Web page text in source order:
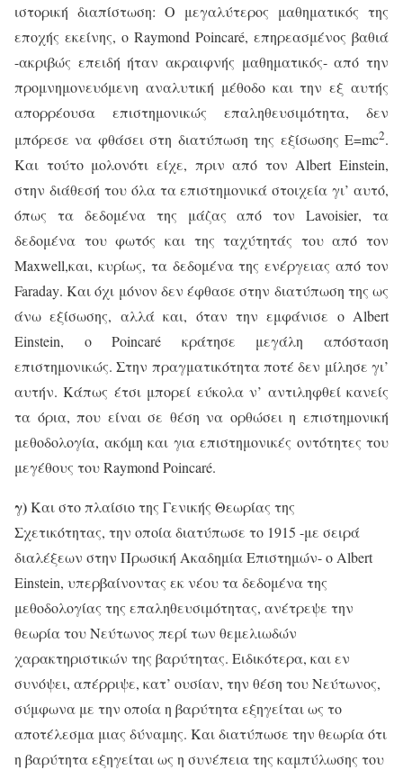
ιστορική διαπίστωση: Ο μεγαλύτερος μαθηματικός της
εποχής εκείνης, ο Raymond Poincaré, επηρεασμένος βαθιά
-ακριβώς επειδή ήταν ακραιφνής μαθηματικός- από την
προμνημονευόμενη αναλυτική μέθοδο και την εξ αυτής
απορρέουσα επιστημονικώς επαληθευσιμότητα, δεν
μπόρεσε να φθάσει στη διατύπωση της εξίσωσης Ε=mc2.
Και τούτο μολονότι είχε, πριν από τον Albert Einstein,
στην διάθεσή του όλα τα επιστημονικά στοιχεία γι’ αυτό,
όπως τα δεδομένα της μάζας από τονLavoisier, τα
δεδομένα του φωτός και της ταχύτητάς του από τον
Maxwell,και, κυρίως, τα δεδομένα της ενέργειας από τον
Faraday. Και όχι μόνον δεν έφθασε στην διατύπωση της ως
άνω εξίσωσης, αλλά και, όταν την εμφάνισε ο Albert
Einstein, οPoincaré κράτησε μεγάλη απόσταση
επιστημονικώς. Στην πραγματικότητα ποτέ δεν μίλησε γι’
αυτήν. Κάπως έτσι μπορεί εύκολα ν’ αντιληφθεί κανείς
τα όρια, που είναι σε θέση να ορθώσει η επιστημονική
μεθοδολογία, ακόμη και για επιστημονικές οντότητες του
μεγέθους τουRaymond Poincaré.
γ)Και στο πλαίσιο της Γενικής Θεωρίας της
Σχετικότητας, την οποία διατύπωσε το 1915 -με σειρά
διαλέξεων στην Πρωσική Ακαδημία Επιστημών- ο Albert
Einstein, υπερβαίνοντας εκ νέου τα δεδομένα της
μεθοδολογίας της επαληθευσιμότητας, ανέτρεψε την
θεωρία του Νεύτωνος περί των θεμελιωδών
χαρακτηριστικών της βαρύτητας. Ειδικότερα, και εν
συνόψει, απέρριψε, κατ’ ουσίαν, την θέση του Νεύτωνος,
σύμφωνα με την οποία η βαρύτητα εξηγείται ως το
αποτέλεσμα μιας δύναμης. Και διατύπωσε την θεωρία ότι
η βαρύτητα εξηγείται ως η συνέπεια της καμπύλωσης του